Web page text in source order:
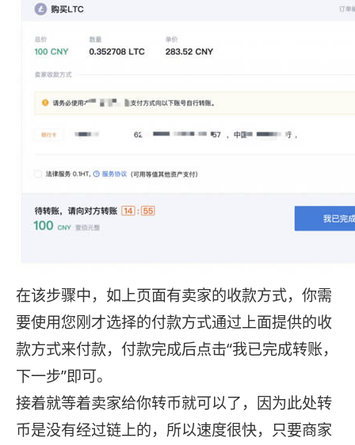
在该步骤中，如上页面有卖家的收款方式，你需
要使用您刚才选择的付款方式通过上面提供的收
款方式来付款，付款完成后点击“我已完成转账，
下一步”即可。
接着就等着卖家给你转币就可以了，因为此处转
币是没有经过链上的，所以速度很快，只要商家